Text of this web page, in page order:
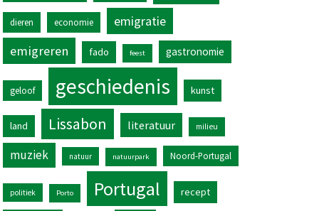
dieren economie
emigratie
emigreren
fado feest gastronomie
geloof geschiedenis kunst
land Lissabon literatuur milieu
muziek natuur natuurpark Noord-Portugal
politiek Porto Portugal recept